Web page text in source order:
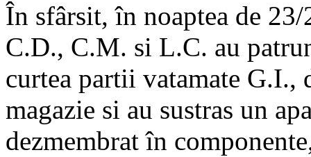
În sfârsit, în noaptea de
C.D., C.M. si L.C. au
curtea partii vatamate
magazie si au sustras un
dezmembrat în